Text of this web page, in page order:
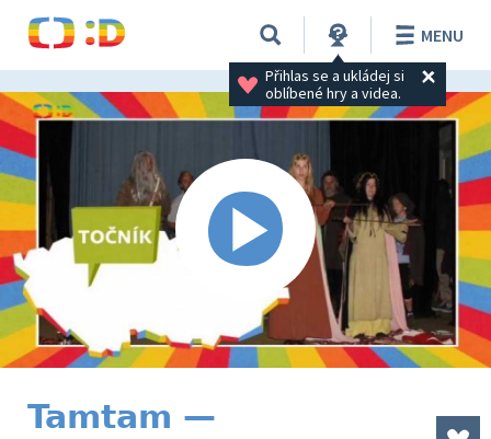
Přihlas se a ukládej si
oblíbené hry a videa.
MENU
Tamtam —